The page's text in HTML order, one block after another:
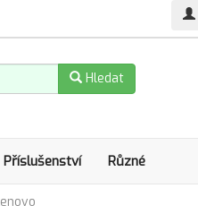
Hledat
Příslušenství Různé